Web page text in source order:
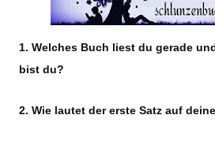
1. Welches Buch liest du gerade
bist du?
2. Wie lautet der erste Satz auf